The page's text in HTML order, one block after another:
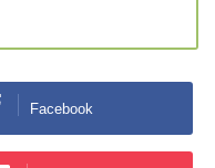
Facebook